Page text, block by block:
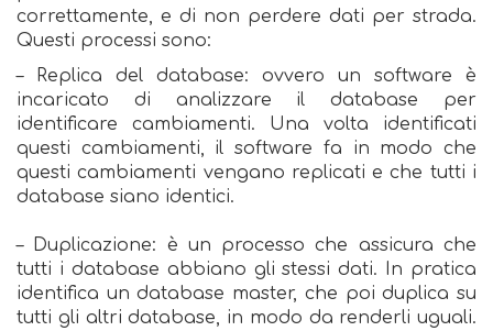
correttamente, e di non perdere dati per strada.
Questi processi sono:
– Replica del database: ovvero un software è
incaricato di analizzare il database per
identificare cambiamenti. Una volta identificati
questi cambiamenti, il software fa in modo che
questi cambiamenti vengano replicati e che tutti i
database siano identici.
– Duplicazione: è un processo che assicura che
tutti i database abbiano gli stessi dati. In pratica
identifica un database master, che poi duplica su
tutti gli altri database, in modo da renderli uguali.